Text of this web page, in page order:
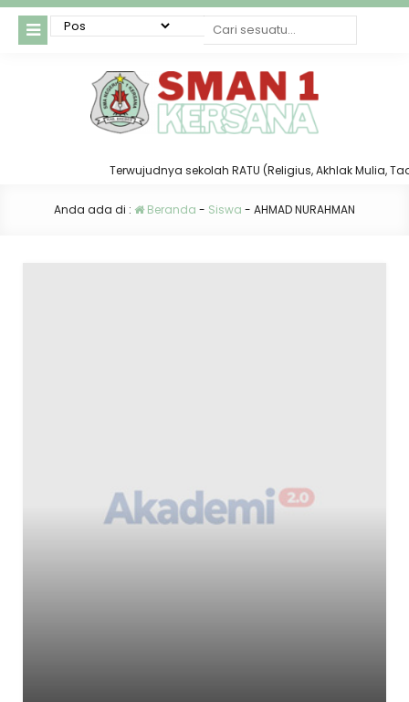
Terwujudnya sekolah RATU (Religius, Akhlak Mulia,
Anda ada di : Beranda - Siswa - AHMAD NURAHMAN